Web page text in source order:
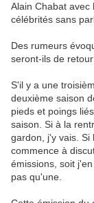
Alain Chabat avec
célébrités sans
Des rumeurs
seront-ils de
S'il y a une
deuxième saison
pieds et poings
saison. Si à la
gardon, j'y vais. Si
commence à
émissions, soit
pas qu'une.